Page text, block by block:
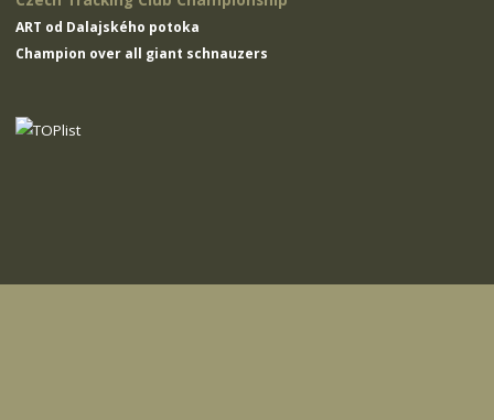
ART od Dalajského potoka
Champion over all giant schnauzers